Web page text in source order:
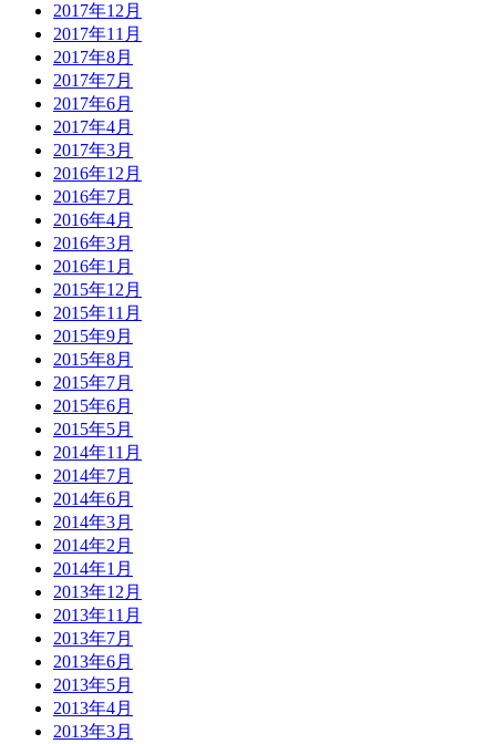
2017年12月
2017年11月
2017年8月
2017年7月
2017年6月
2017年4月
2017年3月
2016年12月
2016年7月
2016年4月
2016年3月
2016年1月
2015年12月
2015年11月
2015年9月
2015年8月
2015年7月
2015年6月
2015年5月
2014年11月
2014年7月
2014年6月
2014年3月
2014年2月
2014年1月
2013年12月
2013年11月
2013年7月
2013年6月
2013年5月
2013年4月
2013年3月